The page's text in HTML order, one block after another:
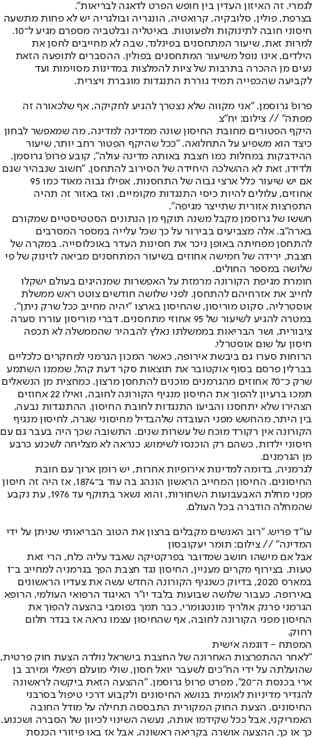
לגמרי. זה האיזון העדין בין חופש הפרט לדאגה לבריאות".
בצרפת, פולין, סלובקיה, קרואטיה, הונגריה ובולגריה יש לא פחות מתשעה
חיסוני חובה לתינוקות ולפעוטות. באיטליה ובלטביה מספרם מגיע ל־10.
למרות זאת, שיעור המתחסנים בפינלנד, שבה לא מחייבים לחסן את
הילדים, אינו נופל משיעור המתחסנים בפולין. ההסברים לתופעה הזאת
נעים מן ההכרה בתרבות של ציות להמלצות במדינות מסוימות ועד
לקביעה שהכפייה תמיד גוררת התנגדות מוגברת ויצרית.
פרופ' גרוסמן. "אני מקווה שלא נצטרך להגיע לחקיקה, אף שלכאורה זה
מפתה" // צילום: יח"צ
היקף הפטורים מחובת החיסון שונה ממדינה למדינה, מה שמאפשר לבחון
כיצד הוא משפיע על התחלואה. "ככל שהיקף הפטור רחב יותר, שיעור
ההידבקות במחלות כמו חצבת באותה מדינה עולה", קובע פרופ' גרוסמן.
ולדידו, זאת לא ההשלכה היחידה של הסירוב להתחסן. "חשוב שנבהיר שגם
אם יש שיעור כלל ארצי גבוה של התחסנות, אפילו גבוה מאוד כמו 95
אחוזים, עלולים להיות כיסי התנגדות מקומיים, ואז באזור זה תהיה
התפרצות אזורית שתייצר מגיפה".
חששו של גרוסמן מקבל משנה תוקף מן הנתונים הסטטיסטיים שמקורם
בארה"ב. אלה מצביעים בבירור על כך שכל עלייה במספר המסרבים
להתחסן מפחיתה באופן ניכר את חסינות העדר באוכלוסייה. במקרה של
חצבת, ירידה של חמישה אחוזים בשיעור המתחסנים מביאה לזינוק של פי
שלושה במספר החולים.
חומרת מגיפת הקורונה מרמזת על האפשרות שמנהיגים בעולם ישקלו
לחייב את אזרחיהם להתחסן. לפני שלושה חודשים צוטט ראש ממשלת
אוסטרליה, סקוט מוריסון, שהחיסון בארצו "יהיה מחייב ככל שרק ניתן",
במטרה להגיע לשיעור של 95 אחוזי מתחסנים. דברי מוריסון עוררו סערה
ציבורית, ושר הבריאות בממשלתו נאלץ להבהיר שהממשלה לא תכפה
חיסון על שום אוסטרלי.
הרוחות סערו גם ביבשת אירופה, כאשר המכון הגרמני למחקרים כלכליים
בברלין פרסם בסוף אוקטובר את תוצאות סקר דעת קהל, שממנו השתמע
שרק כ־70 אחוזים מהגרמנים מוכנים להתחסן מרצון. כמחצית מן הנשאלים
תמכו ברעיון להפוך את החיסון מנגיף הקורונה לחובה, ואילו 22 אחוזים
הצהירו שלא יתחסנו והביעו התנגדות לחובת החיסון. ההתנגדות נבעה,
בין היתר, מהחשש מפני העובדה שלהבדיל מחיסוני שגרה, לחיסון מנגיף
הקורונה אין רקורד מוכח של עשרות שנים. התשובה שכך היה בעבר גם עם
חיסוני ילדות, כשהם רק הוכנסו לשימוש, כנראה לא מצליחה לשכנע כרבע
מן הגרמנים.
לגרמניה, בדומה למדינות אירופיות אחרות, יש רומן ארוך עם חובת
החיסונים. החיסון המחייב הראשון הונהג בה עוד ב־1874, אז היה זה חיסון
מפני מחלת האבעבועות השחורות, והוא נשאר בתוקף עד 1976, עת נקבע
שהמחלה הודברה בכל העולם.
עו"ד פריש. "רוב האנשים מקבלים ברצון את הטוב הבריאותי שניתן על ידי
המדינה" // צילום: תומר יעקובסון
אבל אם מישהו חושב שמדובר בפרקטיקה שאבד עליה כלח, הרי זאת
טעות. בצירוף מקרים מעניין, החיסון נגד חצבת הפך בגרמניה למחייב ב־1
במארס 2020, בדיוק כשנגיף הקורונה החדש עשה את צעדיו הראשונים
באירופה. כעבור שלושה שבועות בלבד יו"ר האיגוד הרפואי העולמי, הרופא
הגרמני פרנק אולריך מונטגומרי, כבר תמך בפומבי בהצעה להפוך את
החיסון מפני הקורונה לחובה, אף שהחיסון עצמו נראה אז בגדר חלום
רחוק.
המפתח - דוגמה אישית
"לאחר ההתפרצות האחרונה של החצבת בישראל נולדה הצעת חוק פרטית,
שהועלתה על ידי הח"כים לשעבר יואל חסון, שולי מועלם רפאלי ומירב בן
ארי בכנסת ה־20", מפרט פרופ' גרוסמן. "ההצעה הזאת ביקשה לראשונה
להגדיר מדיניות לאומית בנושא החיסונים ולקבוע דרכי טיפול בסרבני
החיסונים. הצעת החוק המקורית התבססה תחילה על מודל החובה
האמריקני, אבל ככל שקידמו אותה, נעשה השינוי לכיוון של הסברה ושכנוע.
כך או כך, ההצעה אושרה בקריאה ראשונה, אבל אז באו פיזורי הכנסת